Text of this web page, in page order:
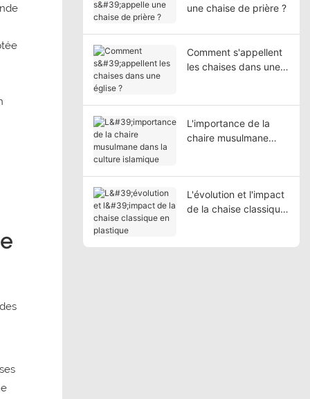
une chaise de prière ?
Comment s'appellent
les chaises dans une
L'importance de la
chaire musulmane
L'évolution et l'impact
de la chaise classique